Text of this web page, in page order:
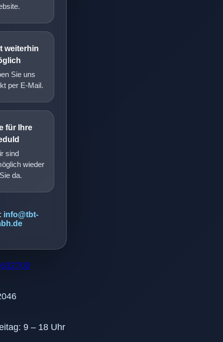
weiterhin
Sie uns
per E-Mail.
für Ihre
sind
wieder
da.
info@tbt-
9 – 18 Uhr